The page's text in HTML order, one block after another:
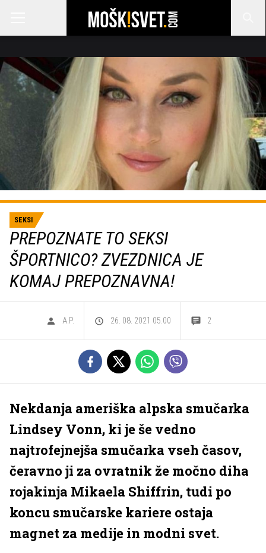
SEKSI
PREPOZNATE TO SEKSI
ŠPORTNICO? ZVEZDNICA JE
KOMAJ PREPOZNAVNA!
A.P. 26. 08. 2021 05.00 2
Nekdanja ameriška alpska smučarka
Lindsey Vonn, ki je še vedno
najtrofejnejša smučarka vseh časov,
čeravno ji za ovratnik že močno diha
rojakinja Mikaela Shiffrin, tudi po
koncu smučarske kariere ostaja
magnet za medije in modni svet.